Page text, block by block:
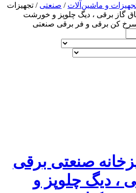
و ماشین‌آلات/ صنعتی / تجهیزات
گاز برقی ، دیگ چلوپز و خورشت
کن برقی و فر برقی صنعتی
صنعتی برقی
، دیگ چلوپز و